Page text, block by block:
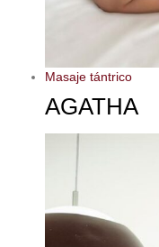
Masaje tántrico
AGATHA